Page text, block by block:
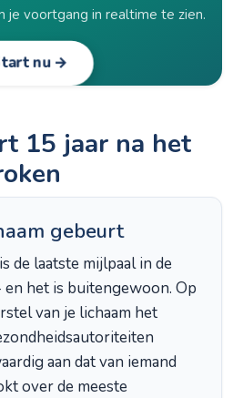
je voortgang in realtime te zien.
nu →
15 jaar na het
gebeurt
de laatste mijlpaal in de
het is buitengewoon. Op
van je lichaam het
aan dat van iemand
over de meeste